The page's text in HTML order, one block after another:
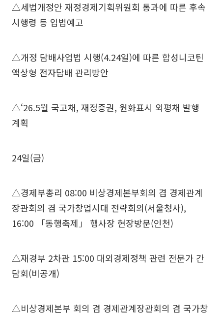
△세법개정안 재정경제기획위원회 통과에 따른 후속
시행령 등 입법예고
△개정 담배사업법 시행(4.24일)에 따른 합성니코틴
액상형 전자담배 관리방안
△‘26.5월 국고채, 재정증권, 원화표시 외평채 발행
계획
24일(금)
△경제부총리 08:00 비상경제본부회의 겸 경제관계
장관회의 겸 국가창업시대 전략회의(서울청사),
16:00 「동행축제」 행사장 현장방문(인천)
△재경부 2차관 15:00 대외경제정책 관련 전문가 간
담회(비공개)
△비상경제본부 회의 겸 경제관계장관회의 겸 국가창